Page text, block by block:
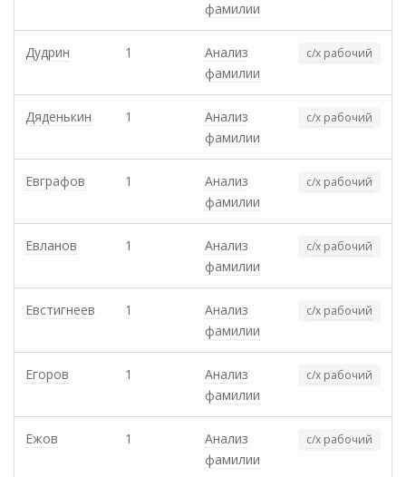
фамилии
Дудрин 1
Анализ
фамилии
с/х рабочий
Дяденькин 1
Анализ
фамилии
с/х рабочий
Евграфов 1
Анализ
фамилии
с/х рабочий
Евланов 1
Анализ
фамилии
с/х рабочий
Евстигнеев 1
Анализ
фамилии
с/х рабочий
Егоров 1
Анализ
фамилии
с/х рабочий
Ежов 1
Анализ
фамилии
с/х рабочий